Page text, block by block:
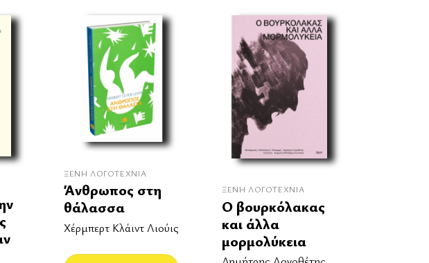
ΞΈΝΗ ΛΟΓΟΤΕΧΝΊΑ
Άνθρωπος στη
θάλασσα
Χέρμπερτ Κλάιντ Λιούις
ΞΈΝΗ ΛΟΓΟΤΕΧΝΊΑ
Ο βουρκόλακας
και άλλα
μορμολύκεια